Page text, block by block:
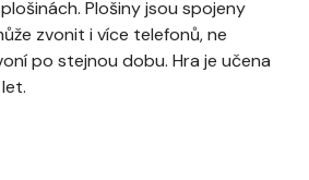
Plošiny jsou spojeny
zvonit i více telefonů, ne
po stejnou dobu. Hra je učena